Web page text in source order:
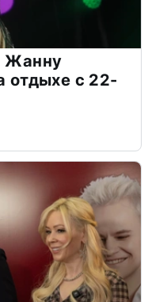
Жанну
отдыхе с 22-